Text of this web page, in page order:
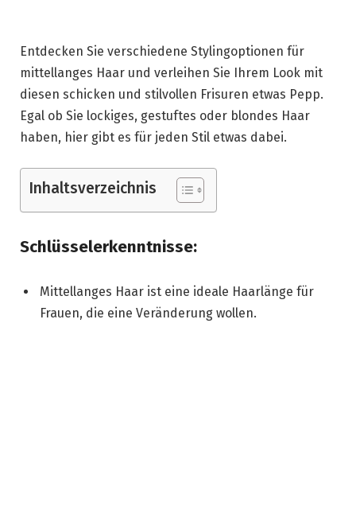
Entdecken Sie verschiedene Stylingoptionen für
mittellanges Haar und verleihen Sie Ihrem Look mit
diesen schicken und stilvollen Frisuren etwas Pepp.
Egal ob Sie lockiges, gestuftes oder blondes Haar
haben, hier gibt es für jeden Stil etwas dabei.
Inhaltsverzeichnis
Schlüsselerkenntnisse:
Mittellanges Haar ist eine ideale Haarlänge für
Frauen, die eine Veränderung wollen.